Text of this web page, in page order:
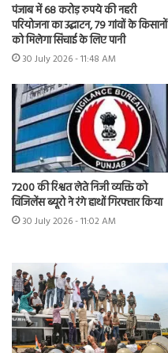
पंजाब में 68 करोड़ रुपये की नहरी
परियोजना का उद्घाटन, 79 गांवों के किसानों
को मिलेगा सिंचाई के लिए पानी
30 July 2026 - 11:48 AM
7200 की रिश्वत लेते निजी व्यक्ति को
विजिलेंस ब्यूरो ने रंगे हाथों गिरफ्तार किया
30 July 2026 - 11:02 AM